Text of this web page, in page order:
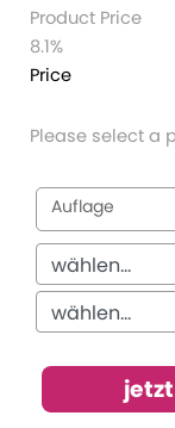
Product Price
8.1%
Price
Please select a
Auflage